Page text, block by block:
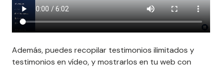
Además, puedes recopilar testimonios ilimitados y
testimonios en vídeo, y mostrarlos en tu web con